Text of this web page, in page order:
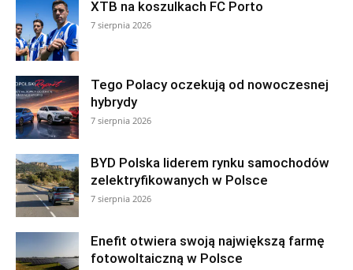
XTB na koszulkach FC Porto
7 sierpnia 2026
Tego Polacy oczekują od nowoczesnej
hybrydy
7 sierpnia 2026
BYD Polska liderem rynku samochodów
zelektryfikowanych w Polsce
7 sierpnia 2026
Enefit otwiera swoją największą farmę
fotowoltaiczną w Polsce